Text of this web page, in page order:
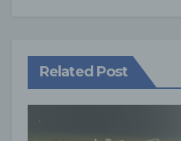
Related Post